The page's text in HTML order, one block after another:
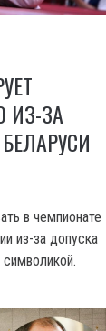
ИЗ-ЗА
в чемпионате
из-за допуска